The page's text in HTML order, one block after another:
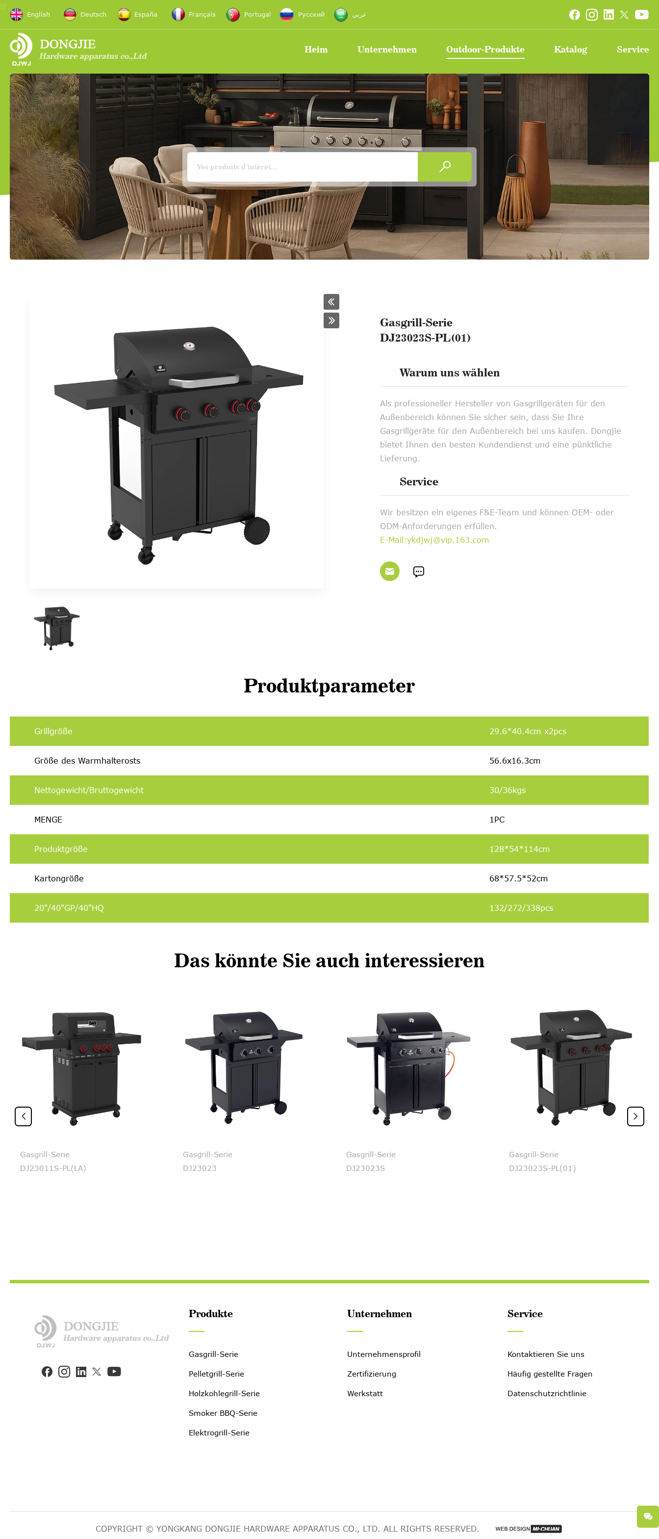
English Deutsch España Français Portugal Русский عربي  
Heim Unternehmen Outdoor-Produkte Katalog Service
Gasgrill-Serie
DJ23023S-PL(01)
Warum uns wählen
Als professioneller Hersteller von Gasgrillgeräten für den
Außenbereich können Sie sicher sein, dass Sie Ihre
Gasgrillgeräte für den Außenbereich bei uns kaufen. Dongjie
bietet Ihnen den besten Kundendienst und eine pünktliche
Lieferung.
Service
Wir besitzen ein eigenes F&E-Team und können OEM- oder
ODM-Anforderungen erfüllen.
E-Mail:ykdjwj@vip.163.com
 
Produktparameter
Grillgröße 29.6*40.4cm x2pcs
Größe des Warmhalterosts 56.6x16.3cm
Nettogewicht/Bruttogewicht 30/36kgs
MENGE 1PC
Produktgröße 128*54*114cm
Kartongröße 68*57.5*52cm
20"/40"GP/40"HQ 132/272/338pcs
Das könnte Sie auch interessieren
Gasgrill-Serie
DJ23011S-PL(LA)
Gasgrill-Serie
DJ23023
Gasgrill-Serie
DJ23023S
Gasgrill-Serie
DJ23023S-PL(01)
 
 
Produkte
Gasgrill-Serie
Pelletgrill-Serie
Holzkohlegrill-Serie
Smoker BBQ-Serie
Elektrogrill-Serie
Unternehmen
Unternehmensprofil
Zertifizierung
Werkstatt
Service
Kontaktieren Sie uns
Häufig gestellte Fragen
Datenschutzrichtlinie
COPYRIGHT © YONGKANG DONGJIE HARDWARE APPARATUS CO., LTD. ALL RIGHTS RESERVED.